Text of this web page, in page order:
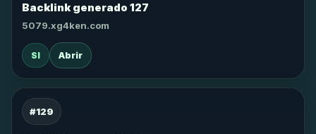
Backlink generado 127
5079.xg4ken.com
SI Abrir
#129